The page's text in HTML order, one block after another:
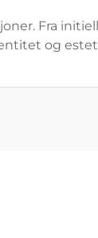
Fra
og